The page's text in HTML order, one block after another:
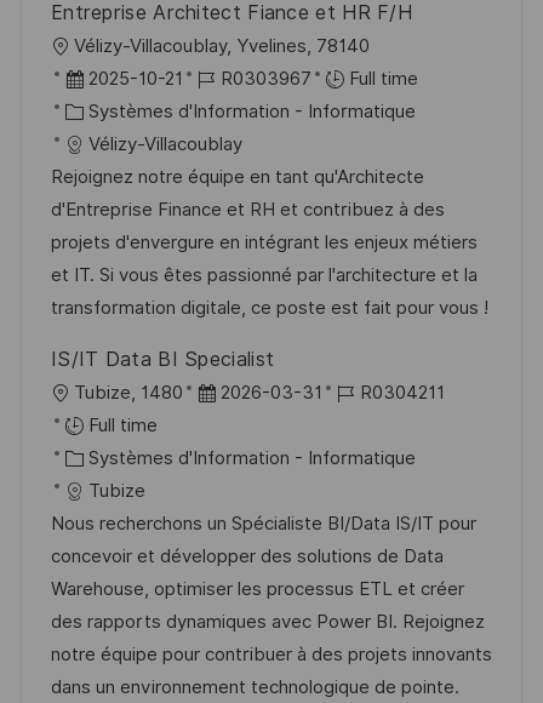
h
a
g
e
p
o
s
t
e
Entreprise Architect Fiance et HR F/H
o
c
a
l
i
s
a
t
o
n
Vélizy-Villacoublay, Yvelines, 78140
D
a
t
e
d
’
a
f
i
c
h
a
g
e
2025-10-21
R
é
f
é
r
e
n
c
d
u
o
t
e
R0303967
Full time
C
a
t
é
g
o
r
e
Systèmes d'Information - Informatique
Vélizy-Villacoublay
Rejoignez notre équipe en tant qu'Architecte
d'Entreprise Finance et RH et contribuez à des
projets d'envergure en intégrant les enjeux métiers
et IT. Si vous êtes passionné par l'architecture et la
transformation digitale, ce poste est fait pour vous !
IS/IT Data BI Specialist
o
c
a
l
i
s
a
t
i
Tubize, 1480
D
t
d
’
a
f
f
i
2026-03-31
R
f
r
e
n
c
e
d
R0304211
Full time
C
a
t
é
g
o
r
i
Systèmes d'Information - Informatique
Tubize
Nous recherchons un Spécialiste BI/Data IS/IT pour
concevoir et développer des solutions de Data
Warehouse, optimiser les processus ETL et créer
des rapports dynamiques avec Power BI. Rejoignez
notre équipe pour contribuer à des projets innovants
dans un environnement technologique de pointe.